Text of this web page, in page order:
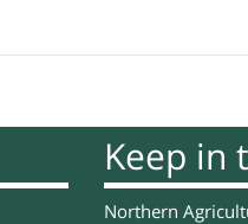
Keep in
Northern